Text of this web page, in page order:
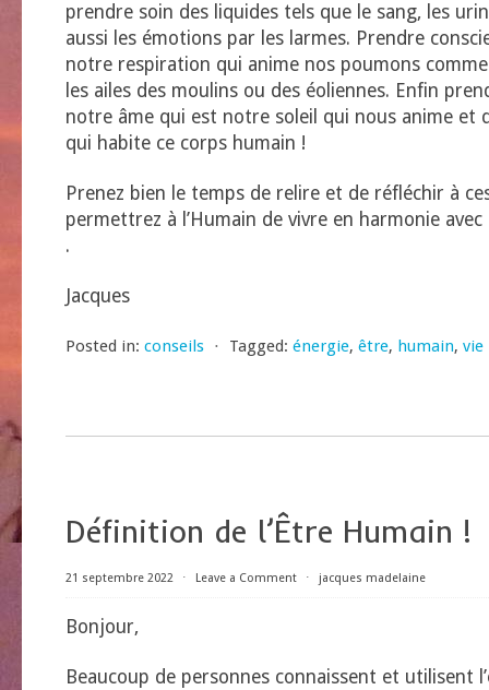
prendre soin des liquides tels que le sang, les
aussi les émotions par les larmes. Prendre
notre respiration qui anime nos poumons
les ailes des moulins ou des éoliennes. Enfin
notre âme qui est notre soleil qui nous anime et
qui habite ce corps humain !
Prenez bien le temps de relire et de réfléchir à
permettrez à l’Humain de vivre en harmonie avec
.
Jacques
Posted in: conseils ⋅ Tagged: énergie, être, humain, vie
Définition de l’Être Humain !
21 septembre 2022 ⋅ Leave a Comment ⋅ jacques madelaine
Bonjour,
Beaucoup de personnes connaissent et utilisent